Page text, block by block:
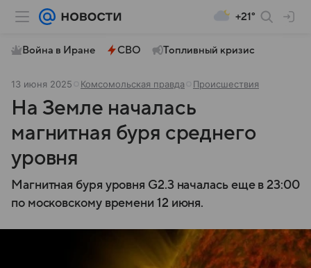
+21°
Война в Иране СВО Топливный кризис
13 июня 2025 Комсомольская правда Происшествия
На Земле началась
магнитная буря среднего
уровня
Магнитная буря уровня G2.3 началась еще в 23:00
по московскому времени 12 июня.